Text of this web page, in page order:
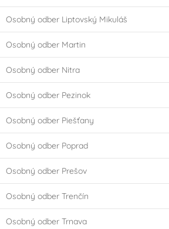
Osobný odber Liptovský Mikuláš
Osobný odber Martin
Osobný odber Nitra
Osobný odber Pezinok
Osobný odber Piešťany
Osobný odber Poprad
Osobný odber Prešov
Osobný odber Trenčín
Osobný odber Trnava